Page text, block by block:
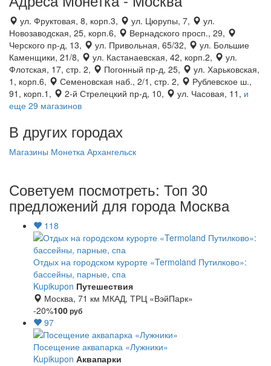
ул. Фруктовая, 8, корп.3, ул. Цюрупы, 7,
ул.
Новозаводская, 25, корп.6,
Вернадского просп., 29,
Черского пр-д, 13,
ул. Привольная, 65/32,
ул. Большие
Каменщики, 21/8,
ул. Кастанаевская, 42, корп.2,
ул.
Флотская, 17, стр. 2,
Погонный пр-д, 25,
ул. Харьковская,
1, корп.6,
Семеновская наб., 2/1, стр. 2,
Рублевское ш.,
91, корп.1,
2-й Стрелецкий пр-д, 10, ул. Часовая, 11, и
еще 29 магазинов
В других городах
Магазины Монетка Архангельск
Советуем посмотреть: Топ 30
предложений для города Москва
118
Отдых на городском курорте «Termoland Путилково»:
бассейны, парные, спа
Kupikupon Путешествия
Москва, 71 км МКАД, ТРЦ «ВэйПарк»
-20%100руб
97
Посещение аквапарка «Лужники»
Kupikupon Аквапарки